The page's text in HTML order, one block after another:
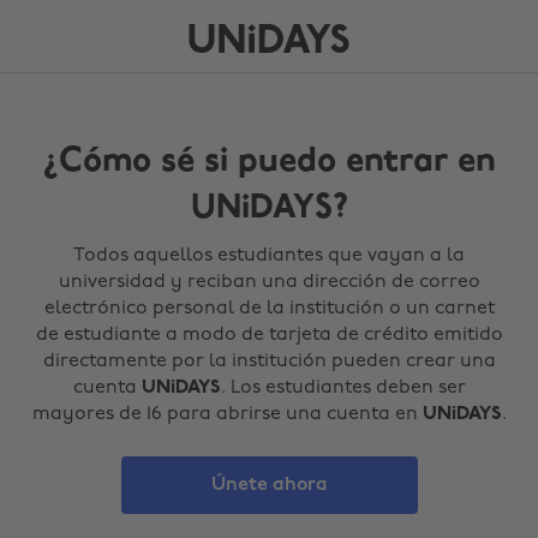
¿Cómo sé si puedo entrar en
UNiDAYS?
Todos aquellos estudiantes que vayan a la
universidad y reciban una dirección de correo
electrónico personal de la institución o un carnet
de estudiante a modo de tarjeta de crédito emitido
directamente por la institución pueden crear una
cuenta UNiDAYS. Los estudiantes deben ser
mayores de 16 para abrirse una cuenta en UNiDAYS.
Únete ahora